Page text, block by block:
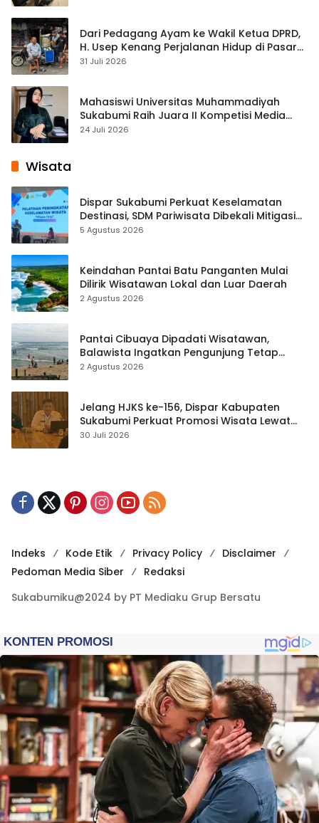
Dari Pedagang Ayam ke Wakil Ketua DPRD,
H. Usep Kenang Perjalanan Hidup di Pasar
Cisaat
31 Juli 2026
Mahasiswi Universitas Muhammadiyah
Sukabumi Raih Juara II Kompetisi Media
Pembelajaran Digital Tingkat Internasional
24 Juli 2026
Wisata
Dispar Sukabumi Perkuat Keselamatan
Destinasi, SDM Pariwisata Dibekali Mitigasi
hingga Teknik Evakuasi
5 Agustus 2026
Keindahan Pantai Batu Panganten Mulai
Dilirik Wisatawan Lokal dan Luar Daerah
2 Agustus 2026
Pantai Cibuaya Dipadati Wisatawan,
Balawista Ingatkan Pengunjung Tetap
Waspada
2 Agustus 2026
Jelang HJKS ke-156, Dispar Kabupaten
Sukabumi Perkuat Promosi Wisata Lewat
Publikasi Digital
30 Juli 2026
Indeks Kode Etik Privacy Policy
Disclaimer
Pedoman Media Siber
Redaksi
Sukabumiku@2024 by PT Mediaku Grup Bersatu